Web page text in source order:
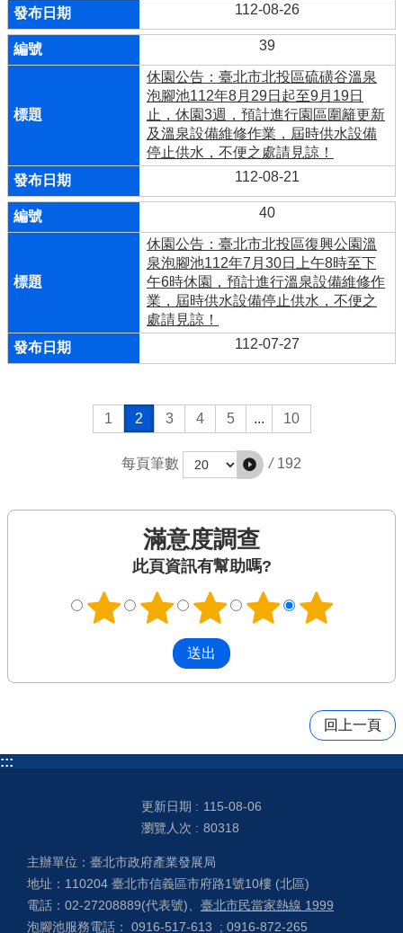
112-08-26
39
休園公告：臺北市北投區硫磺谷溫泉
泡腳池112年8月29日起至9月19日
止，休園3週，預計進行園區圍籬更新
及溫泉設備維修作業，屆時供水設備
停止供水，不便之處請見諒！
112-08-21
40
休園公告：臺北市北投區復興公園溫
泉泡腳池112年7月30日上午8時至下
午6時休園，預計進行溫泉設備維修作
業，屆時供水設備停止供水，不便之
處請見諒！
112-07-27
1 2 3 4 5 ... 10
每頁筆數 / 192
滿意度調查
此頁資訊有幫助嗎?
回上一頁
:::
更新日期
115-08-06
瀏覽人次
80318
主辦單位：臺北市政府產業發展局
地址：110204 臺北市信義區市府路1號10樓 (北區)
電話：02-27208889(代表號)、 臺北市民當家熱線 1999
泡腳池服務電話： 0916-517-613 ; 0916-872-265